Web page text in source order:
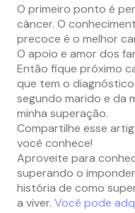
O primeiro ponto é
câncer. O
precoce é o melhor
O apoio e amor dos
Então fique próximo
que tem o
segundo marido e da
minha superação.
Compartilhe esse
você conhece!
Aproveite para
superando o
história de como
a viver. Você pode